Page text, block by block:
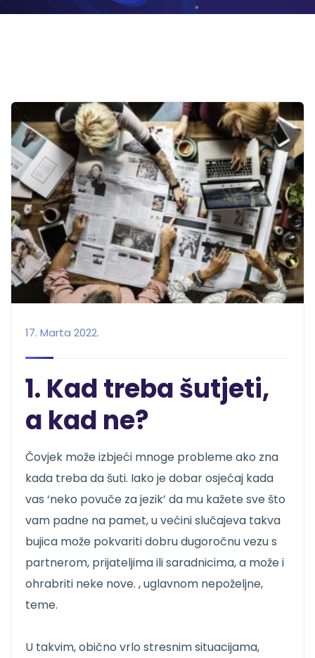
17. Marta 2022.
1. Kad treba šutjeti,
a kad ne?
Čovjek može izbjeći mnoge probleme ako zna
kada treba da šuti. Iako je dobar osjećaj kada
vas ‘neko povuče za jezik’ da mu kažete sve što
vam padne na pamet, u većini slučajeva takva
bujica može pokvariti dobru dugoročnu vezu s
partnerom, prijateljima ili saradnicima, a može i
ohrabriti neke nove. , uglavnom nepoželjne,
teme.
U takvim, obično vrlo stresnim situacijama,